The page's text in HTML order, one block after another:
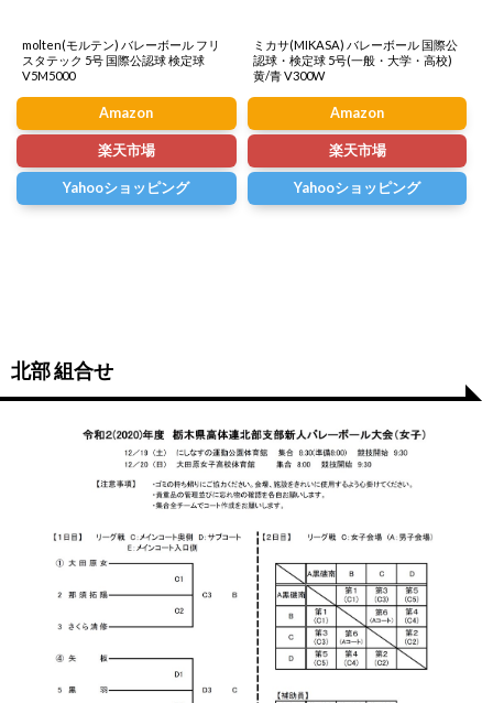
molten(モルテン) バレーボール フリ
スタテック 5号 国際公認球 検定球
V5M5000
Amazon
楽天市場
Yahooショッピング
ミカサ(MIKASA) バレーボール 国際公
認球・検定球 5号(一般・大学・高校)
黄/青 V300W
Amazon
楽天市場
Yahooショッピング
北部 組合せ